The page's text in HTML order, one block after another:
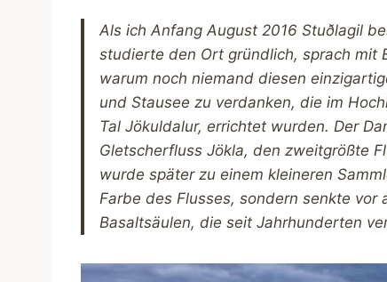
Als ich Anfang August 2016 Stuðlagil
studierte den Ort gründlich, sprach mit
warum noch niemand diesen
und Stausee zu verdanken, die im
Tal Jökuldalur, errichtet wurden. Der
Gletscherfluss Jökla, den zweitgrößte
wurde später zu einem kleineren
Farbe des Flusses, sondern senkte
Basaltsäulen, die seit Jahrhunderten